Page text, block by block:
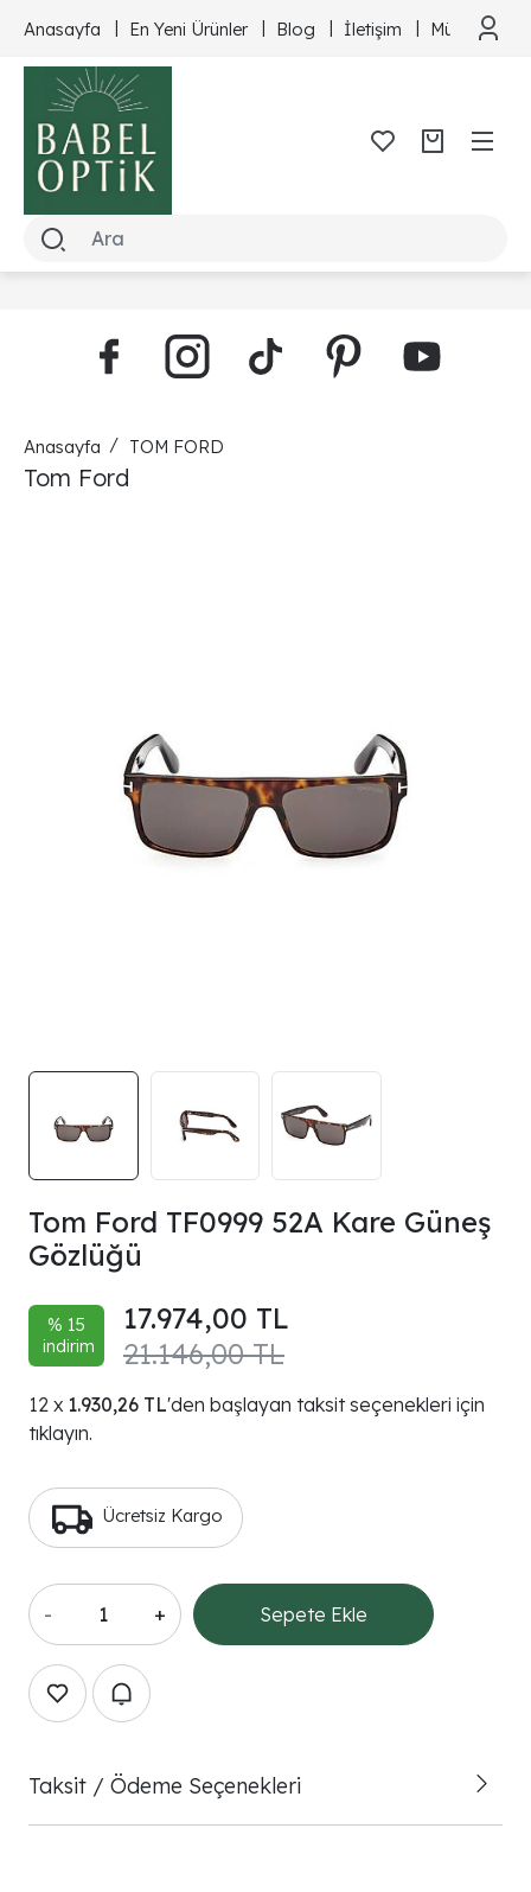
Anasayfa En Yeni Ürünler Blog İletişim Müşteri
Anasayfa TOM FORD
Tom Ford
Tom Ford TF0999 52A Kare Güneş
Gözlüğü
% 15
indirim
21.146,00 TL
17.974,00 TL
1.930,26 TL'den başlayan taksit seçenekleri için
tıklayın.
Ücretsiz Kargo
- + Sepete Ekle
Taksit / Ödeme Seçenekleri